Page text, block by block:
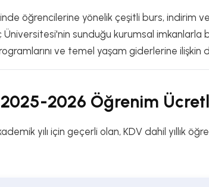
öğrencilerine yönelik çeşitli burs, indirim
Üniversitesi'nin sunduğu kurumsal imkanlarla
ve temel yaşam giderlerine ilişkin
2026 Öğrenim
yılı için geçerli olan, KDV dahil yıllık